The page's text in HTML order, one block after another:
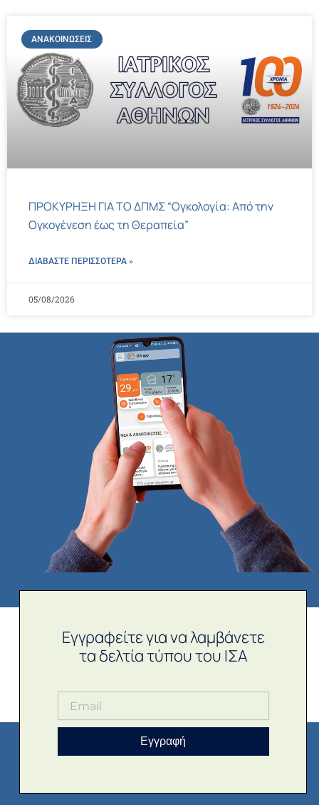
ΑΝΑΚΟΙΝΏΣΕΙΣ
ΠΡΟΚΥΡΗΞΗ ΓΙΑ ΤΟ ΔΠΜΣ “Ογκολογία: Από την
Ογκογένεση έως τη Θεραπεία”
ΔΙΑΒΑΣΤΕ ΠΕΡΙΣΣΌΤΕΡΑ »
05/08/2026
Εγγραφείτε για να λαμβάνετε
τα δελτία τύπου του ΙΣΑ
Εγγραφή